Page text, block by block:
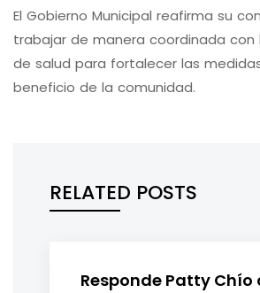
El Gobierno Municipal reafirma su
trabajar de manera coordinada con
de salud para fortalecer las
beneficio de la comunidad.
RELATED POSTS
Responde Patty Chío